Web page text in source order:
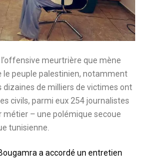
meurtrière que mène
le peuple palestinien, notamment
dizaines de milliers de victimes ont
civils, parmi eux 254 journalistes
métier – une polémique secoue
tunisienne.
a accordé un entretien